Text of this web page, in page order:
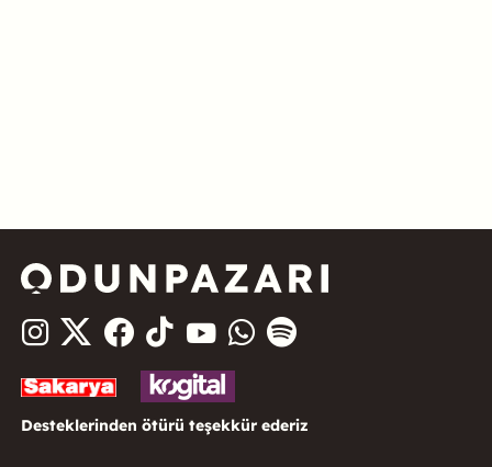
Desteklerinden ötürü teşekkür ederiz